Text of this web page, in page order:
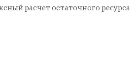
расчет остаточного ресурса